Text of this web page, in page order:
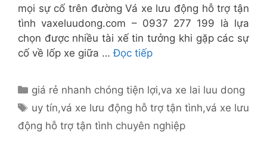
mọi sự cố trên đường Vá xe lưu động hỗ trợ tận
tình vaxeluudong.com – 0937 277 199 là lựa
chọn được nhiều tài xế tin tưởng khi gặp các sự
cố về lốp xe giữa …Đọc tiếp
Danh
mục
giá rẻ nhanh chóng tiện lợi,va xe lai luu dong
Thẻ
uy tín,vá xe lưu động hỗ trợ tận tình,vá xe lưu
động hỗ trợ tận tình chuyên nghiệp